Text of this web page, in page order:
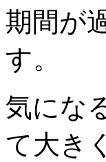
期間が
す。
気にな
て大き